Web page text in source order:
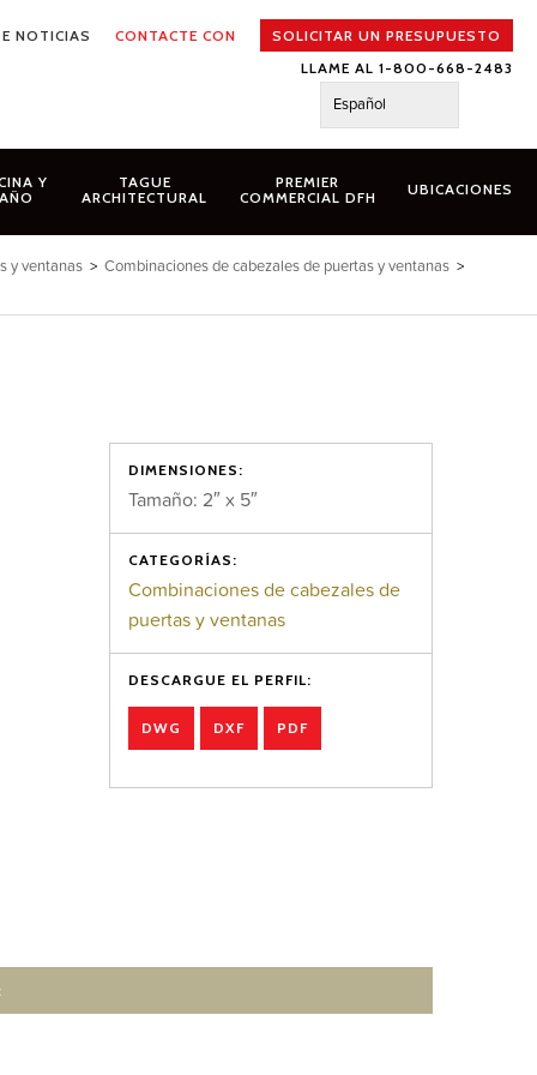
NOTICIAS CONTACTE CON
SOLICITAR UN PRESUPUESTO
LLAME AL 1-800-668-2483
Español
Y
TAGUE
ARCHITECTURAL
PREMIER
COMMERCIAL DFH
UBICACIONES
y ventanas > Combinaciones de cabezales de puertas y ventanas >
DIMENSIONES:
Tamaño: 2″ x 5″
CATEGORÍAS:
Combinaciones de cabezales de
puertas y ventanas
DESCARGUE EL PERFIL:
DWG DXF PDF